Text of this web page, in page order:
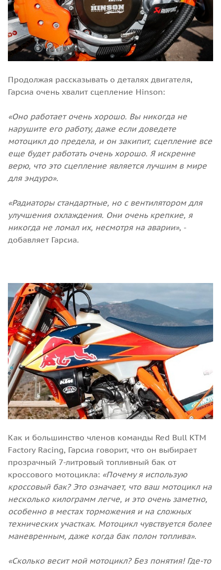
Продолжая рассказывать о деталях двигателя,
Гарсиа очень хвалит сцепление Hinson:
«Оно работает очень хорошо. Вы никогда не
нарушите его работу, даже если доведете
мотоцикл до предела, и он закипит, сцепление все
еще будет работать очень хорошо. Я искренне
верю, что это сцепление является лучшим в мире
для эндуро».
«Радиаторы стандартные, но с вентилятором для
улучшения охлаждения. Они очень крепкие, я
никогда не ломал их, несмотря на аварии», -
добавляет Гарсиа.
Как и большинство членов команды Red Bull KTM
Factory Racing, Гарсиа говорит, что он выбирает
прозрачный 7-литровый топливный бак от
кроссового мотоцикла: «Почему я использую
кроссовый бак? Это означает, что ваш мотоцикл на
несколько килограмм легче, и это очень заметно,
особенно в местах торможения и на сложных
технических участках. Мотоцикл чувствуется более
маневренным, даже когда бак полон топлива».
«Сколько весит мой мотоцикл? Без понятия! Где-то